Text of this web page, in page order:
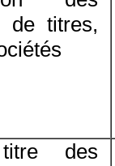
de titres,
des